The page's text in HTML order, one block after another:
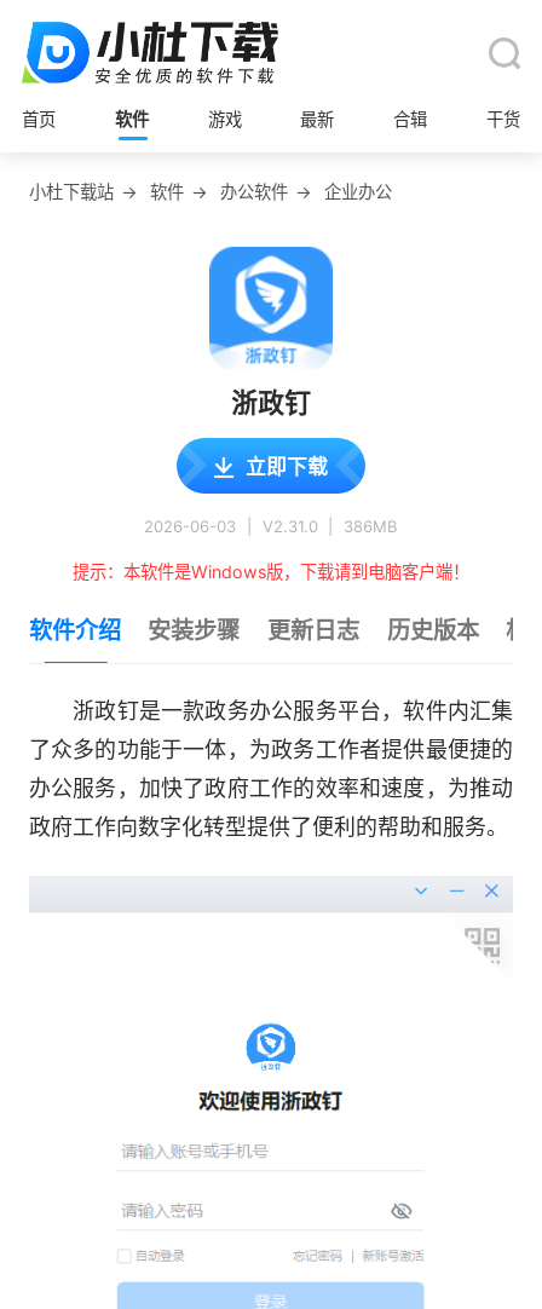
首页 软件 游戏 最新 合辑 干货
小杜下载站 → 软件 → 办公软件 → 企业办公
浙政钉
立即下载
2026-06-03 V2.31.0 386MB
提示：本软件是Windows版，下载请到电脑客户端！
软件介绍 安装步骤 更新日志 历史版本 相
浙政钉是一款政务办公服务平台，软件内汇集
了众多的功能于一体，为政务工作者提供最便捷的
办公服务，加快了政府工作的效率和速度，为推动
政府工作向数字化转型提供了便利的帮助和服务。